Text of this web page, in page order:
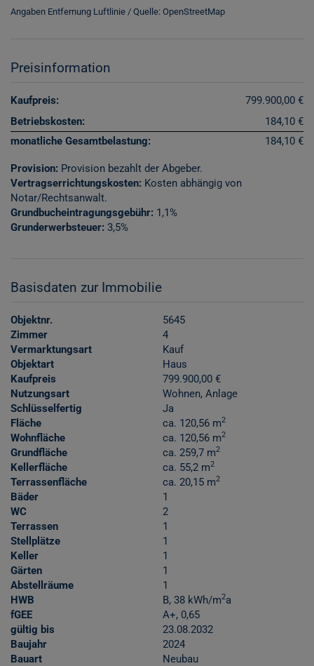
Angaben Entfernung Luftlinie / Quelle: OpenStreetMap
Preisinformation
Kaufpreis:
799.900,00 €
Betriebskosten:
184,10 €
monatliche Gesamtbelastung:
184,10 €
Provision: Provision bezahlt der Abgeber.
Vertragserrichtungskosten: Kosten abhängig von
Notar/Rechtsanwalt.
Grundbucheintragungsgebühr: 1,1%
Grunderwerbsteuer: 3,5%
Basisdaten zur Immobilie
Objektnr.
5645
Zimmer
4
Vermarktungsart
Kauf
Objektart
Haus
Kaufpreis
799.900,00 €
Nutzungsart
Wohnen Anlage
Schlüsselfertig
Ja
Fläche
ca. 120,56 m2
Wohnfläche ca. 120,56 m2
Grundfläche ca. 259,7 m2
Kellerfläche ca. 55,2 m2
Terrassenfläche ca. 20,15 m2
Bäder
1
WC
2
Terrassen
1
Stellplätze
1
Keller
1
Gärten
1
Abstellräume
1
HWB
B, 38 kWh/m2a
fGEE
A+, 0,65
gültig bis
23.08.2032
Baujahr
2024
Bauart
Neubau